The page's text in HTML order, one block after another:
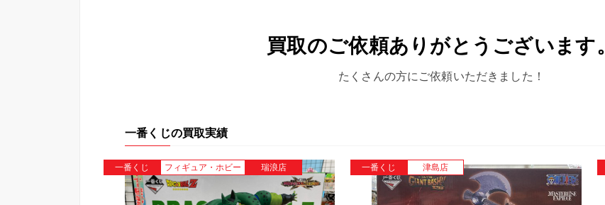
買取のご依頼ありがとうございます。
たくさんの方にご依頼いただきました！
一番くじの買取実績
一番くじ フィギュア・ホビー 瑞浪店 一番くじ 津島店